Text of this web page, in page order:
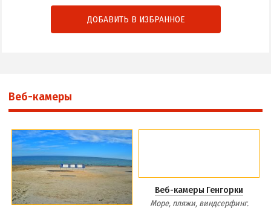
ДОБАВИТЬ В ИЗБРАННОЕ
Веб-камеры
Веб-камеры Генгорки
Море, пляжи, виндсерфинг.